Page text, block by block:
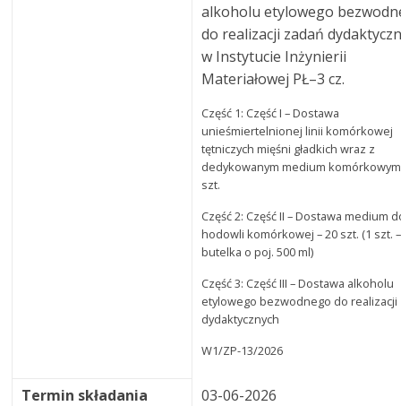
alkoholu etylowego
do realizacji zadań
w Instytucie Inżynierii
Materiałowej PŁ–3 cz.
Część 1: Część I – Dostawa
unieśmiertelnionej linii komórkowej
tętniczych mięśni gładkich wraz z
dedykowanym medium
szt.
Część 2: Część II – Dostawa medium
hodowli komórkowej – 20 szt. (1 szt. –
butelka o poj. 500 ml)
Część 3: Część III – Dostawa alkoholu
etylowego bezwodnego do realizacji
dydaktycznych
W1/ZP-13/2026
Termin składania
03-06-2026